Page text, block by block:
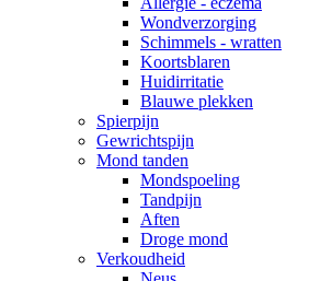
Wondverzorging
Schimmels - wratten
Koortsblaren
Huidirritatie
Blauwe plekken
Spierpijn
Gewrichtspijn
Mond tanden
Mondspoeling
Tandpijn
Aften
Droge mond
Verkoudheid